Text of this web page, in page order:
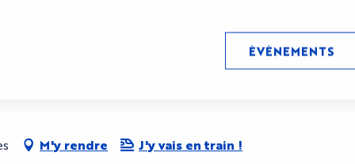
ÉVÉNEMENTS
M'y rendre J'y vais en train !